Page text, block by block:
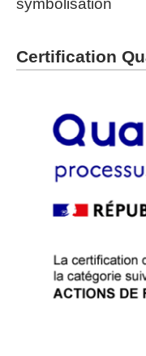
Certification